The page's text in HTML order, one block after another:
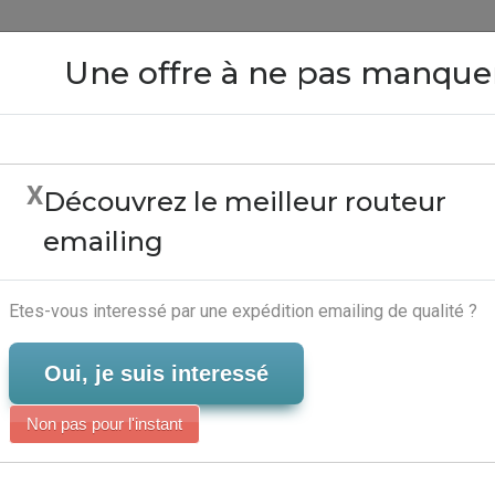
- Logiciel
Close
Une offre à ne pas
XDécouvrez le meilleur routeur
emailing
Etes-vous interessé par une expédition emailing de qualité ?
Oui, je suis interessé
Non pas pour l'instant